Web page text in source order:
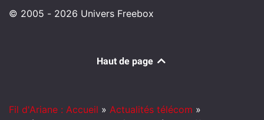
© 2005 - 2026 Univers Freebox
Haut de page
Fil d'Ariane : Accueil » Actualités télécom »